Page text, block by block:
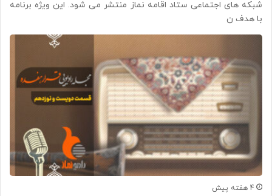
شبکه های اجتماعی ستاد اقامه نماز منتشر می شود. این ویژه برنامه
با هدف ن
4 هفته پیش